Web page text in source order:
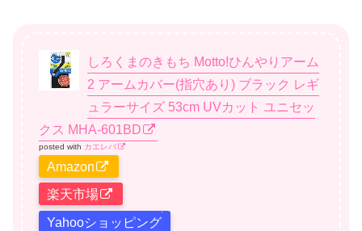
しろくまのきもち Motto!ひんやりアーム
2 アームカバー(指穴あり) ブラック レギ
ュラーサイズ 53cm UVカット ユニセッ
クス MHA-601BD
posted with カエレバ
Amazon
楽天市場
Yahooショッピング